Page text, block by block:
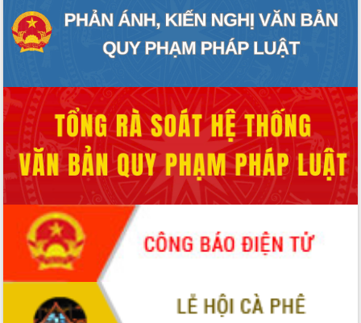
về phát triển nuôi trồng thủy sản
Phó Chủ tịch UBND tỉnh Đắk Lắk
Trương Công Thái kiểm tra thực địa
Định vị cà phê Việt Nam như một “di
sản sống” trong dòng chảy toàn cầu
Xây dựng nông thôn mới: Nâng cao đời
sống người dân từ những mô hình thiết
thực
Quyết liệt tháo gỡ vướng mắc, đẩy
nhanh tiến độ các dự án trọng điểm
trong Khu kinh tế Nam Phú Yên
Hòn Yến phát triển du lịch gắn với bảo
tồn biển
Lấy ý kiến điều chỉnh Quy hoạch tỉnh
Đắk Lắk thời kỳ 2021-2030, tầm nhìn
đến năm 2050